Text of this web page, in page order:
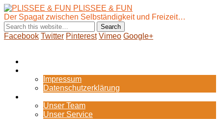
PLISSEE & FUN
Der Spagat zwischen Selbständigkeit und Freizeit…
Facebook Twitter Pinterest Vimeo Google+
Impressum
Datenschutzerklärung
Unser Team
Unser Service